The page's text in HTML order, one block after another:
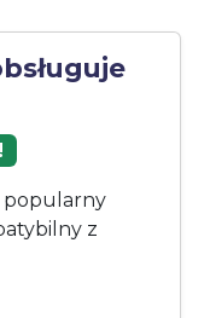
popularny
z